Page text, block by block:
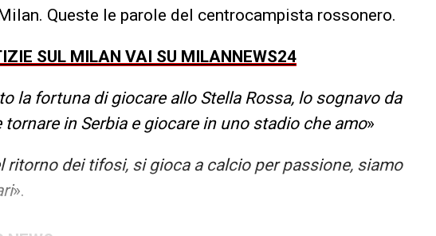
Queste le parole del centrocampista rossonero.
SUL MILAN VAI SU MILANNEWS24
la fortuna di giocare allo Stella Rossa, lo sognavo da
tornare in Serbia e giocare in uno stadio che amo»
ritorno dei tifosi, si gioca a calcio per passione, siamo
».